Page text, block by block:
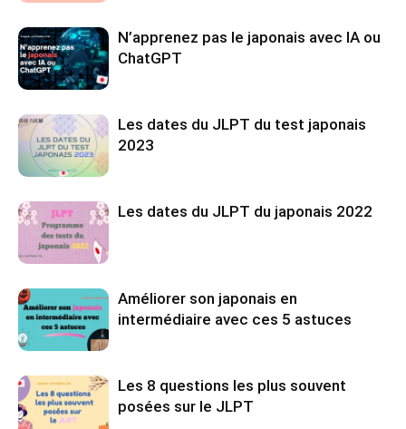
N’apprenez pas le japonais avec IA ou
ChatGPT
Les dates du JLPT du test japonais
2023
Les dates du JLPT du japonais 2022
Améliorer son japonais en
intermédiaire avec ces 5 astuces
Les 8 questions les plus souvent
posées sur le JLPT